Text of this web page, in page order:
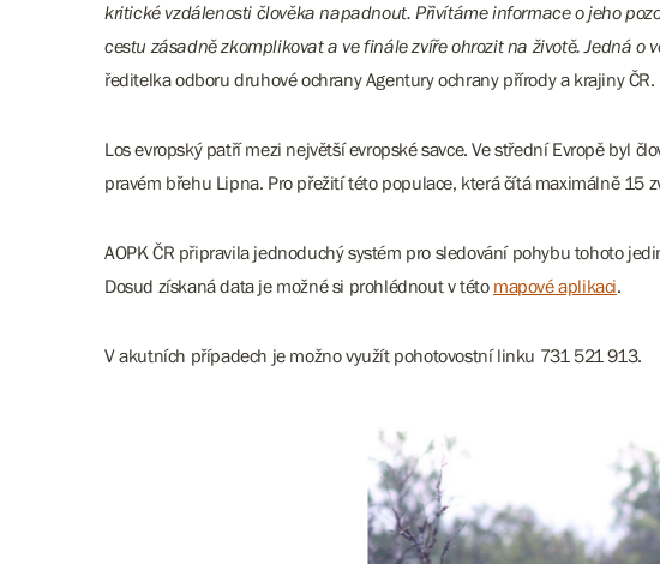
kritické vzdálenosti člověka napadnout. Přivítáme informace o jeho
cestu zásadně zkomplikovat a ve finále zvíře ohrozit na životě. Jedná
ředitelka odboru druhové ochrany Agentury ochrany přírody a krajiny ČR.
Los evropský patří mezi největší evropské savce. Ve střední Evropě byl
pravém břehu Lipna. Pro přežití této populace, která čítá maximálně 15
AOPK ČR připravila jednoduchý systém pro sledování pohybu tohoto
Dosud získaná data je možné si prohlédnout v této mapové aplikaci.
V akutních případech je možno využít pohotovostní linku 731 521 913.